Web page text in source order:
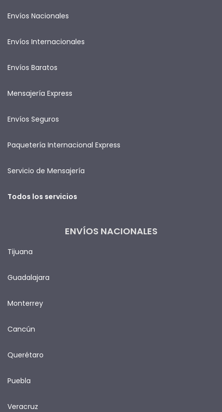
Envíos Nacionales
Envíos Internacionales
Envíos Baratos
Mensajería Express
Envíos Seguros
Paquetería Internacional Express
Servicio de Mensajería
Todos los servicios
ENVÍOS NACIONALES
Tijuana
Guadalajara
Monterrey
Cancún
Querétaro
Puebla
Veracruz